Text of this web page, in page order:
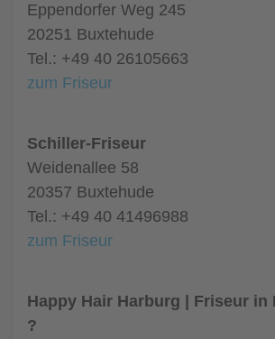
Eppendorfer Weg 245
20251 Buxtehude
Tel.: +49 40 26105663
zum Friseur
Schiller-Friseur
Weidenallee 58
20357 Buxtehude
Tel.: +49 40 41496988
zum Friseur
Happy Hair Harburg | Friseur in
?